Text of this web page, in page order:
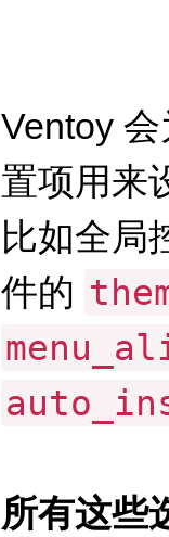
Ventoy
置项用来
比如全局
件的
所有这些